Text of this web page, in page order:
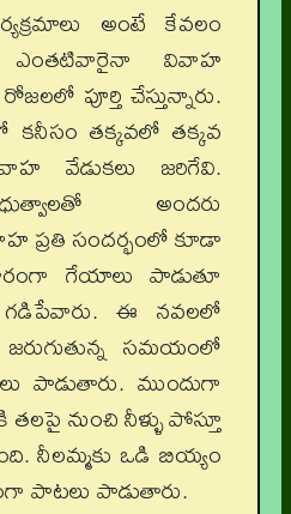
అంటే కేవలం
ఎంతటివారైనా వివాహ
పూర్తి చేస్తున్నారు.
తక్కవలో తక్కవ
వేడుకలు జరిగేవి.
అందరు
సందర్భంలో కూడా
గేయాలు పాడుతూ
ఈ నవలలో
జరుగుతున్న సమయంలో
పాడుతారు. ముందుగా
నుంచి నీళ్ళు పోస్తూ
నీలమ్మకు ఒడి బియ్యం
పాటలు పాడుతారు.